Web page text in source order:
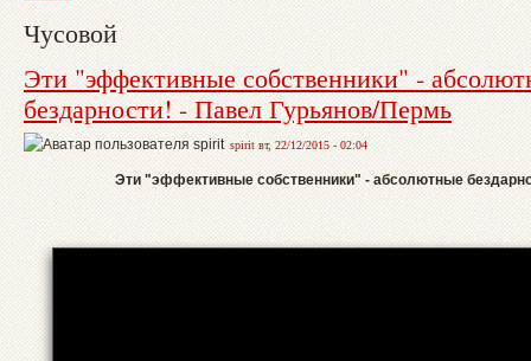
Чусовой
Эти "эффективные собственники" -
бездарности! - Павел Гурьянов/Пермь
spirit вт, 22/12/2015 - 02:04
Эти "эффективные собственники" - абсолютные